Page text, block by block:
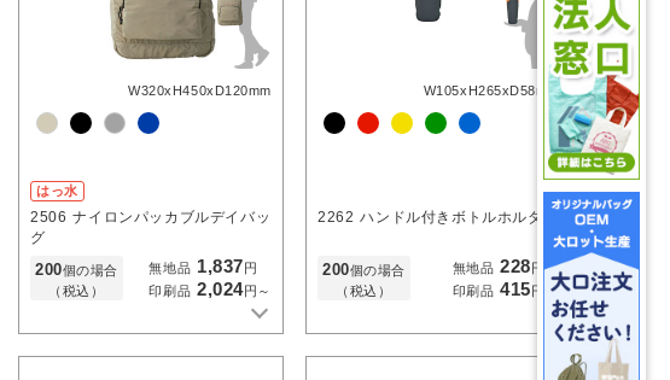
W320xH450xD120mm
はっ水
2506 ナイロンパッカブルデイバッ
グ
200個の場合
（税込）
無地品 1,837 円
印刷品 2,024円～
W105xH265xD58mm
2262 ハンドル付きボトルホルダー
200個の場合
（税込）
無地品 228 円
印刷品 415 円～